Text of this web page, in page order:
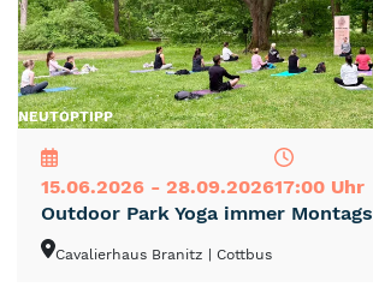
NEUTOPTIPP
15.06.2026 - 28.09.202617:00 Uhr
Outdoor Park Yoga immer Montags
Cavalierhaus Branitz | Cottbus